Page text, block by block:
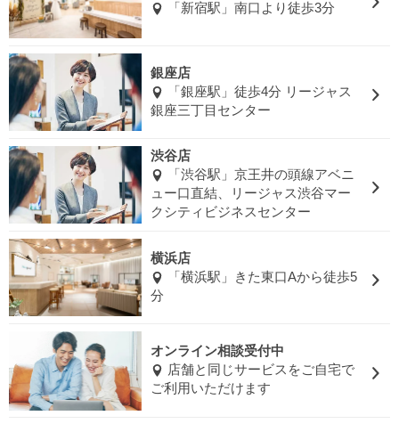
「新宿駅」南口より徒歩3分
銀座店
「銀座駅」徒歩4分 リージャス
銀座三丁目センター
渋谷店
「渋谷駅」京王井の頭線アベニ
ュー口直結、リージャス渋谷マー
クシティビジネスセンター
横浜店
「横浜駅」きた東口Aから徒歩5
分
オンライン相談受付中
店舗と同じサービスをご自宅で
ご利用いただけます